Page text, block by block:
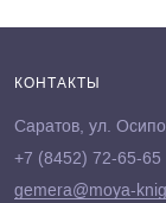
КОНТАКТЫ
Саратов, ул.
+7 (8452) 72-65-65
gemera@moya-